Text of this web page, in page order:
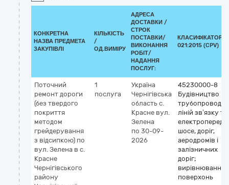
КОНКРЕТНА
НАЗВА ПРЕДМЕТА
ЗАКУПІВЛІ
КІЛЬКІСТЬ
/
ОД.ВИМІРУ
АДРЕСА
ДОСТАВКИ /
СТРОК
ПОСТАВКИ/
ВИКОНАННЯ
РОБІТ/
НАДАННЯ
ПОСЛУГ:
КЛАСИФІКАТОР
021:2015 (CPV)
Поточний
ремонт дороги
(без твердого
покриття
методом
грейдерування
з відсипкою) по
вул. Зелена в с.
Красне
Чернігівського
району
1
послуга
Україна
Чернігівська
область с.
Красне вул.
Зелена
по 30-09-
2026
45230000-8
Будівництво
трубопроводів,
ліній зв’язку та
шосе, доріг,
аеродромів і
залізничних
доріг;
вирівнювання
поверхонь